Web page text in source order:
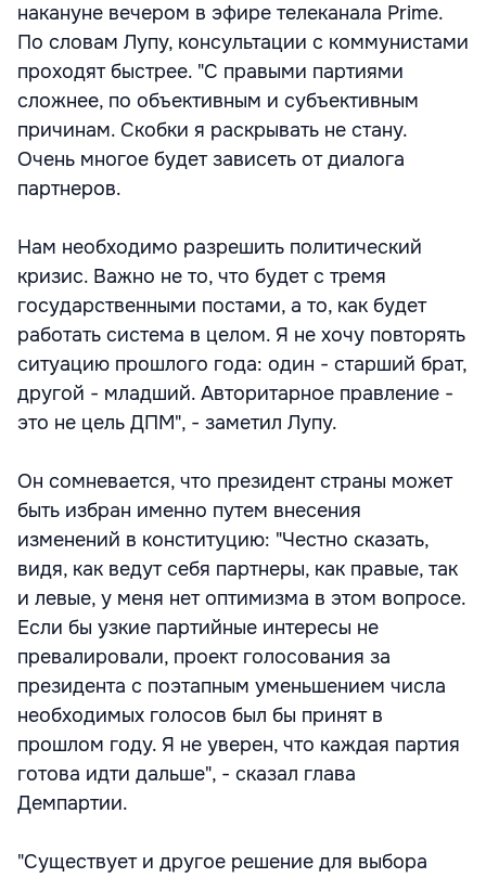
накануне вечером в эфире телеканала Prime.
По словам Лупу, консультации с коммунистами
проходят быстрее. "С правыми партиями
сложнее, по объективным и субъективным
причинам. Скобки я раскрывать не стану.
Очень многое будет зависеть от диалога
партнеров.
Нам необходимо разрешить политический
кризис. Важно не то, что будет с тремя
государственными постами, а то, как будет
работать система в целом. Я не хочу повторять
ситуацию прошлого года: один - старший брат,
другой - младший. Авторитарное правление -
это не цель ДПМ", - заметил Лупу.
Он сомневается, что президент страны может
быть избран именно путем внесения
изменений в конституцию: "Честно сказать,
видя, как ведут себя партнеры, как правые, так
и левые, у меня нет оптимизма в этом вопросе.
Если бы узкие партийные интересы не
превалировали, проект голосования за
президента с поэтапным уменьшением числа
необходимых голосов был бы принят в
прошлом году. Я не уверен, что каждая партия
готова идти дальше", - сказал глава
Демпартии.
"Существует и другое решение для выбора